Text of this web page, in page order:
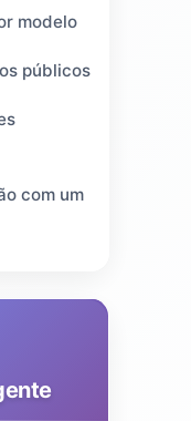
modelo
públicos
com um